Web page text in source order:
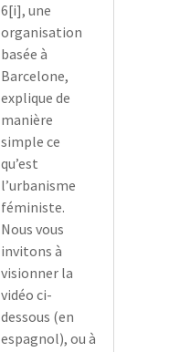
6[i], une
organisation
basée à
Barcelone,
explique de
manière
simple ce
qu’est
l’urbanisme
féministe.
Nous vous
invitons à
visionner la
vidéo ci-
dessous (en
espagnol), ou à